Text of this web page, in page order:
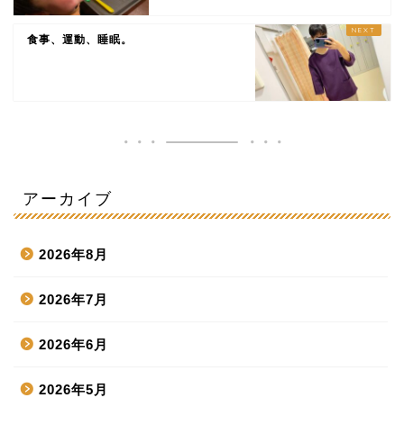
食事、運動、睡眠。
アーカイブ
2026年8月
2026年7月
2026年6月
2026年5月